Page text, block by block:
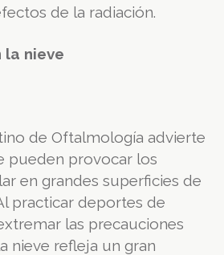
de la radiación.
la nieve
de Oftalmología advierte
pueden provocar los
en grandes superficies de
practicar deportes de
las precauciones
nieve refleja un gran